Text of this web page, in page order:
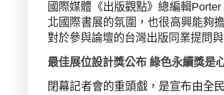
國際媒體《出版觀點》總編輯Porter
北國際書展的氛圍，也很高興能夠
對於參與論壇的台灣出版同業提問
最佳展位設計獎公布 綠色永續獎是
閉幕記者會的重頭戲，是宣布由全